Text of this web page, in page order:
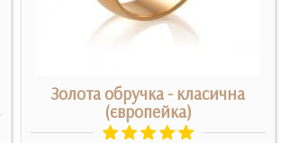
Золота обручка - класична
(європейка)